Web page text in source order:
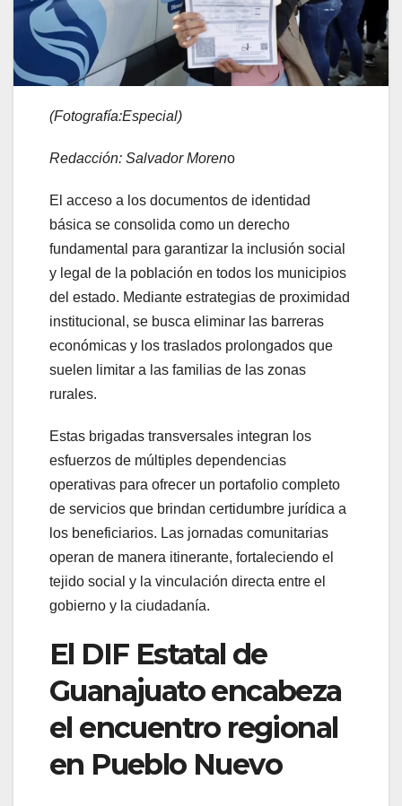
(Fotografía:Especial)
Redacción: Salvador Moreno
El acceso a los documentos de identidad
básica se consolida como un derecho
fundamental para garantizar la inclusión social
y legal de la población en todos los municipios
del estado. Mediante estrategias de proximidad
institucional, se busca eliminar las barreras
económicas y los traslados prolongados que
suelen limitar a las familias de las zonas
rurales.
Estas brigadas transversales integran los
esfuerzos de múltiples dependencias
operativas para ofrecer un portafolio completo
de servicios que brindan certidumbre jurídica a
los beneficiarios. Las jornadas comunitarias
operan de manera itinerante, fortaleciendo el
tejido social y la vinculación directa entre el
gobierno y la ciudadanía.
El DIF Estatal de
Guanajuato encabeza
el encuentro regional
en Pueblo Nuevo